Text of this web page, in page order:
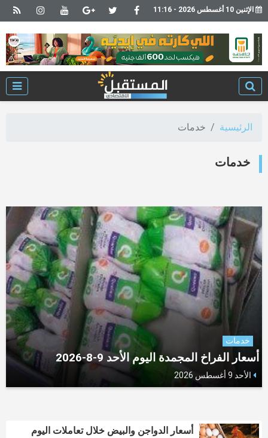
الإثنين 10 أغسطس 2026 - 11:16
الرئيسية خدمات
خدمات
خدمات
أسعار الفراخ المجمدة اليوم الأحد 9-8-2026
الأحد 9 أغسطس 2026
أسعار الدواجن والبيض خلال تعاملات اليوم